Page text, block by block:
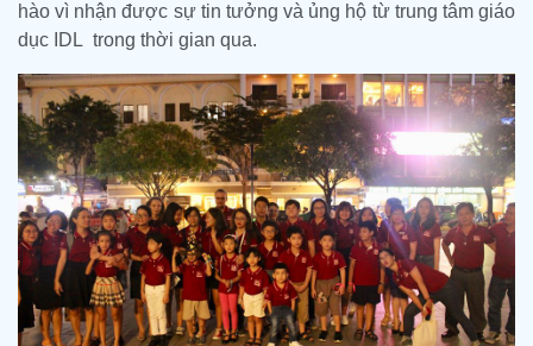
hào vì nhận được sự tin tưởng và ủng hộ từtrung tâm giáo
dục IDL trong thời gian qua.